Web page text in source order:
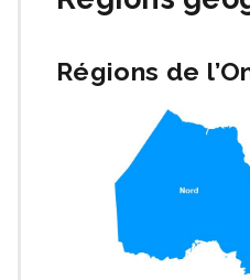
Régions de